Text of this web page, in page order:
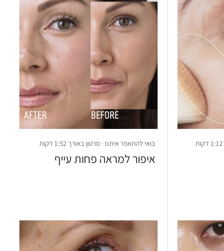
בואי להתאפר איתנו · סרטון באורך 1:52 דקות
איפור למראה פחות עייף